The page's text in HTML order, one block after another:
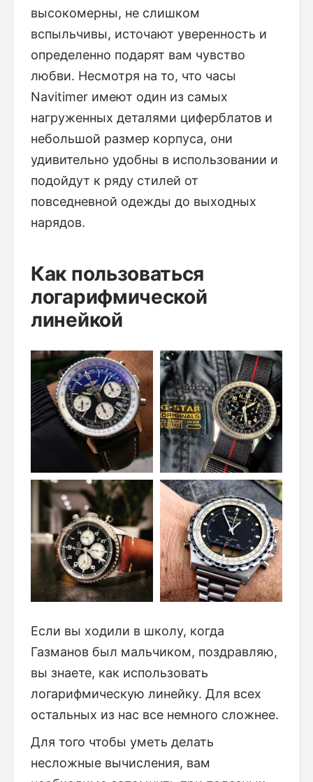
высокомерны, не слишком
вспыльчивы, источают уверенность и
определенно подарят вам чувство
любви. Несмотря на то, что часы
Navitimer имеют один из самых
нагруженных деталями циферблатов и
небольшой размер корпуса, они
удивительно удобны в использовании и
подойдут к ряду стилей от
повседневной одежды до выходных
нарядов.
Как пользоваться
логарифмической
линейкой
Если вы ходили в школу, когда
Газманов был мальчиком, поздравляю,
вы знаете, как использовать
логарифмическую линейку. Для всех
остальных из нас все немного сложнее.
Для того чтобы уметь делать
несложные вычисления, вам